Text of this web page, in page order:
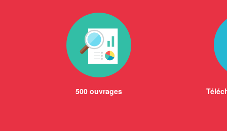
500 ouvrages